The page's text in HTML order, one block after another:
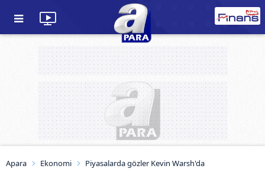
Apara Ekonomi Piyasalarda gözler Kevin Warsh'da